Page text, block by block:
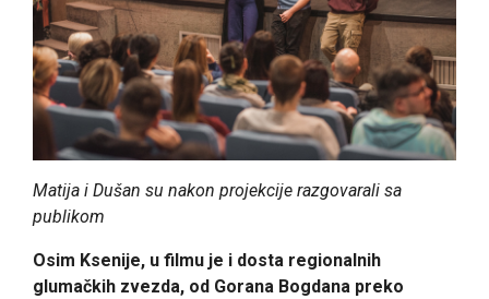
Matija i Dušan su nakon projekcije razgovarali sa
publikom
Osim Ksenije, u filmu je i dosta regionalnih
glumačkih zvezda, od Gorana Bogdana preko